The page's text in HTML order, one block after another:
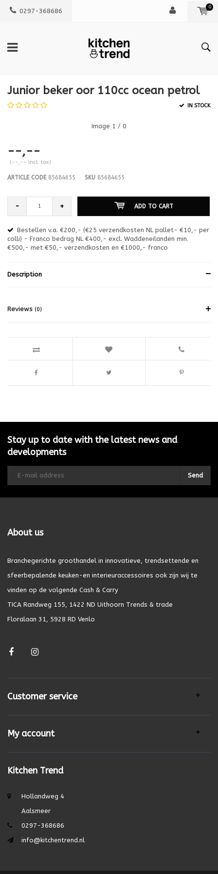
0297-368686
0
Junior beker oor 110cc ocean petrol
IN STOCK
Image 1 / 0
--,--
(--,-- Incl. tax)
ARTICLE CODE85684655 SKU 85684655
- + ADD TO CART
Bestellen v.a. €200,- (€25 verzendkosten NL pallet- €10,- per
colli) - Franco bedrag NL €400,- excl. Waddeneilanden min.
€500,- met €50,- verzendkosten en €1000,- franco
Description
Reviews (0)
Stay up to date with the latest news and
developments
Send
About us
Branchegerichte groothandel in innovatieve, trendsettende en
sfeerbepalende keuken-en interieuraccessoires ook zijn wij te
vinden op de volgende Cash & Carry
TICA Randweg 155, 1422 ND Uithoorn Trends & trade
Floralaan 31, 5928 RD Venlo
Customer service
My account
Kitchen Trend
Hollandweg 4
Aalsmeer
0297-368686
info@kitchentrend.nl